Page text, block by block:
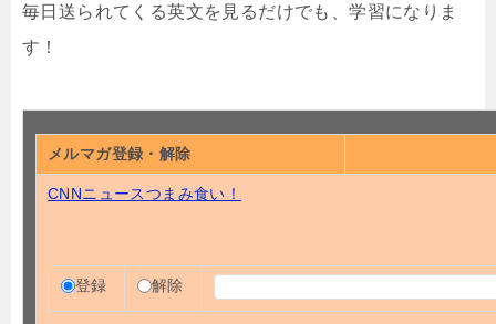
毎日送られてくる英文を見るだけでも、学習になりま
す！
メルマガ登録・解除
CNNニュースつまみ食い！
登録 解除